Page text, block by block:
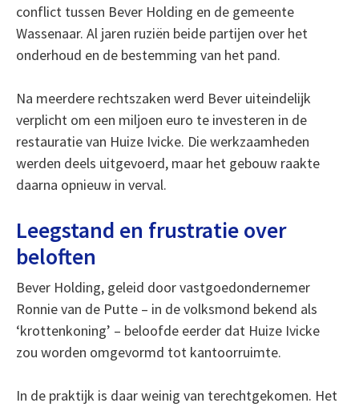
conflict tussen Bever Holding en de gemeente
Wassenaar. Al jaren ruziën beide partijen over het
onderhoud en de bestemming van het pand.
Na meerdere rechtszaken werd Bever uiteindelijk
verplicht om een miljoen euro te investeren in de
restauratie van Huize Ivicke. Die werkzaamheden
werden deels uitgevoerd, maar het gebouw raakte
daarna opnieuw in verval.
Leegstand en frustratie over
beloften
Bever Holding, geleid door vastgoedondernemer
Ronnie van de Putte – in de volksmond bekend als
‘krottenkoning’ – beloofde eerder dat Huize Ivicke
zou worden omgevormd tot kantoorruimte.
In de praktijk is daar weinig van terechtgekomen. Het